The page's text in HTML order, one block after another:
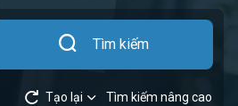
Tìm kiếm
Tạo lại Tìm kiếm nâng cao